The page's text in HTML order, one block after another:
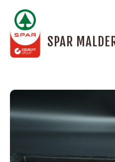
SPAR